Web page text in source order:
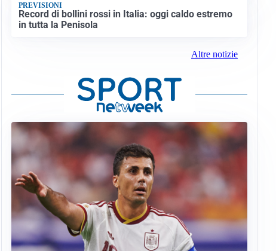
PREVISIONI
Record di bollini rossi in Italia: oggi caldo estremo
in tutta la Penisola
Altre notizie